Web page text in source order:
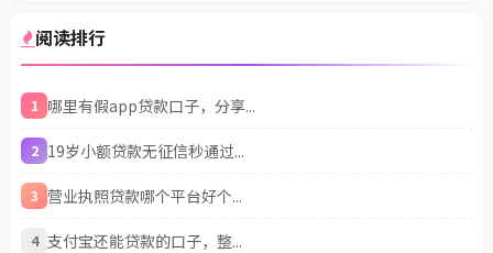
阅读排行
1 哪里有假app贷款口子，分享...
2 19岁小额贷款无征信秒通过...
3 营业执照贷款哪个平台好个...
4 支付宝还能贷款的口子，整...